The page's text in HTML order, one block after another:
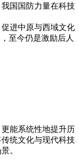
国国防力量在科技
进中原与西域文化
至今仍是激励后人
能系统性地提升历
统文化与现代科技
。